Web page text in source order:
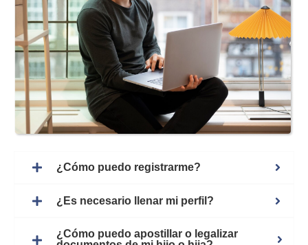
¿Cómo puedo registrarme?
¿Es necesario llenar mi perfil?
¿Cómo puedo apostillar o legalizar